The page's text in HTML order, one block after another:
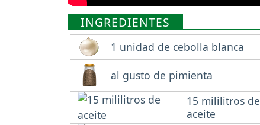
INGREDIENTES
1 unidad de cebolla blanca
al gusto de pimienta
15 mililitros de
aceite